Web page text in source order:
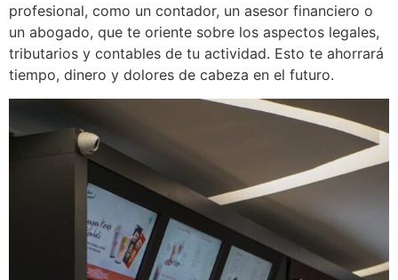
profesional, como un contador, un asesor financiero o
un abogado, que te oriente sobre los aspectos legales,
tributarios y contables de tu actividad. Esto te ahorrará
tiempo, dinero y dolores de cabeza en el futuro.